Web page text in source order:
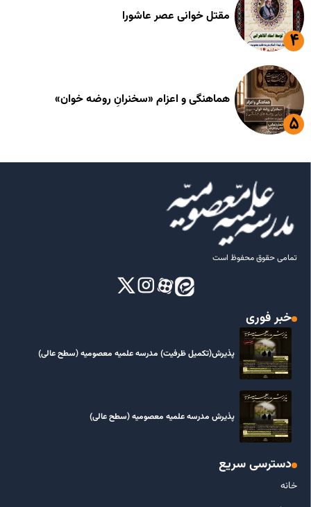
مقتل خوانی عصر عاشورا
هماهنگی و اعزام «سخنرانِ روضه خوان»
تمامی حقوق محفوظ است
خبر فوری
پذیرش(تکمیل ظرفیت) مدرسه علمیه معصومیه‌ (سطح عالی)
پذیرش مدرسه علمیه معصومیه‌ (سطح عالی)
دسترسی سریع
خانه